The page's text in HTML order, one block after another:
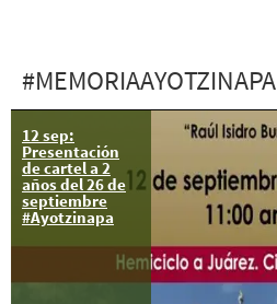
#MEMORIAAYOTZINAPA
12 sep:
Presentación
de cartel a 2
años del 26 de
septiembre
#Ayotzinapa